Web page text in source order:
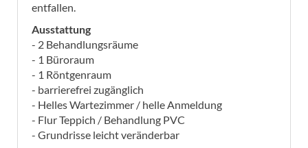
entfallen.
Ausstattung
- 2 Behandlungsräume
- 1 Büroraum
- 1 Röntgenraum
- barrierefrei zugänglich
- Helles Wartezimmer / helle Anmeldung
- Flur Teppich / Behandlung PVC
- Grundrisse leicht veränderbar